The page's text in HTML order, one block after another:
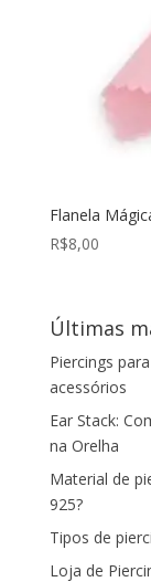
Flanela
R$8,00
Últimas
Piercings
acessórios
Ear Stack:
na Orelha
Material de
925?
Tipos de
Loja de